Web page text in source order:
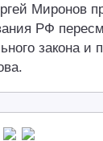
Миронов
РФ
закона и